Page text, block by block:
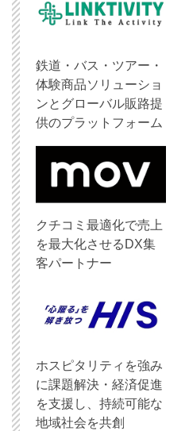
鉄道・バス・ツアー・
体験商品ソリューショ
ンとグローバル販路提
供のプラットフォーム
クチコミ最適化で売上
を最大化させるDX集
客パートナー
ホスピタリティを強み
に課題解決・経済促進
を支援し、持続可能な
地域社会を共創